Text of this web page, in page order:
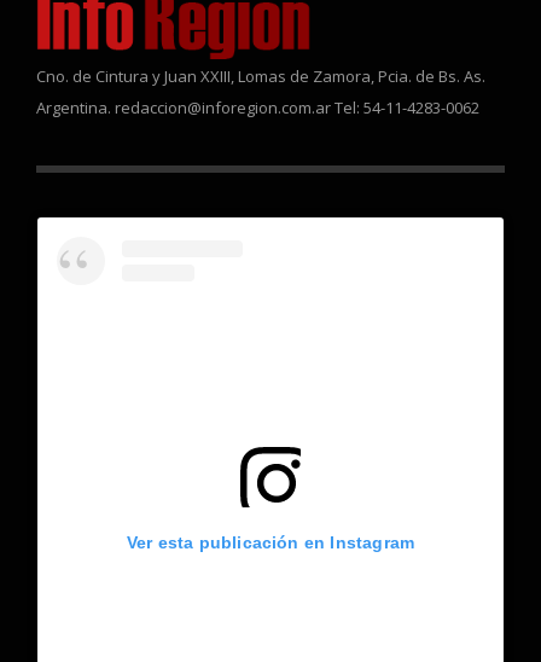
Cno. de Cintura y Juan XXIII, Lomas de Zamora, Pcia. de Bs. As.
Argentina. redaccion@inforegion.com.ar Tel: 54-11-4283-0062
Ver esta publicación en Instagram